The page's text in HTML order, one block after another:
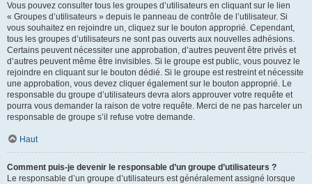
Vous pouvez consulter tous les groupes d’utilisateurs en cliquant sur le lien
« Groupes d’utilisateurs » depuis le panneau de contrôle de l’utilisateur. Si
vous souhaitez en rejoindre un, cliquez sur le bouton approprié. Cependant,
tous les groupes d’utilisateurs ne sont pas ouverts aux nouvelles adhésions.
Certains peuvent nécessiter une approbation, d’autres peuvent être privés et
d’autres peuvent même être invisibles. Si le groupe est public, vous pouvez le
rejoindre en cliquant sur le bouton dédié. Si le groupe est restreint et nécessite
une approbation, vous devez cliquer également sur le bouton approprié. Le
responsable du groupe d’utilisateurs devra alors approuver votre requête et
pourra vous demander la raison de votre requête. Merci de ne pas harceler un
responsable de groupe s’il refuse votre demande.
Haut
Comment puis-je devenir le responsable d’un groupe d’utilisateurs ?
Le responsable d’un groupe d’utilisateurs est généralement assigné lorsque